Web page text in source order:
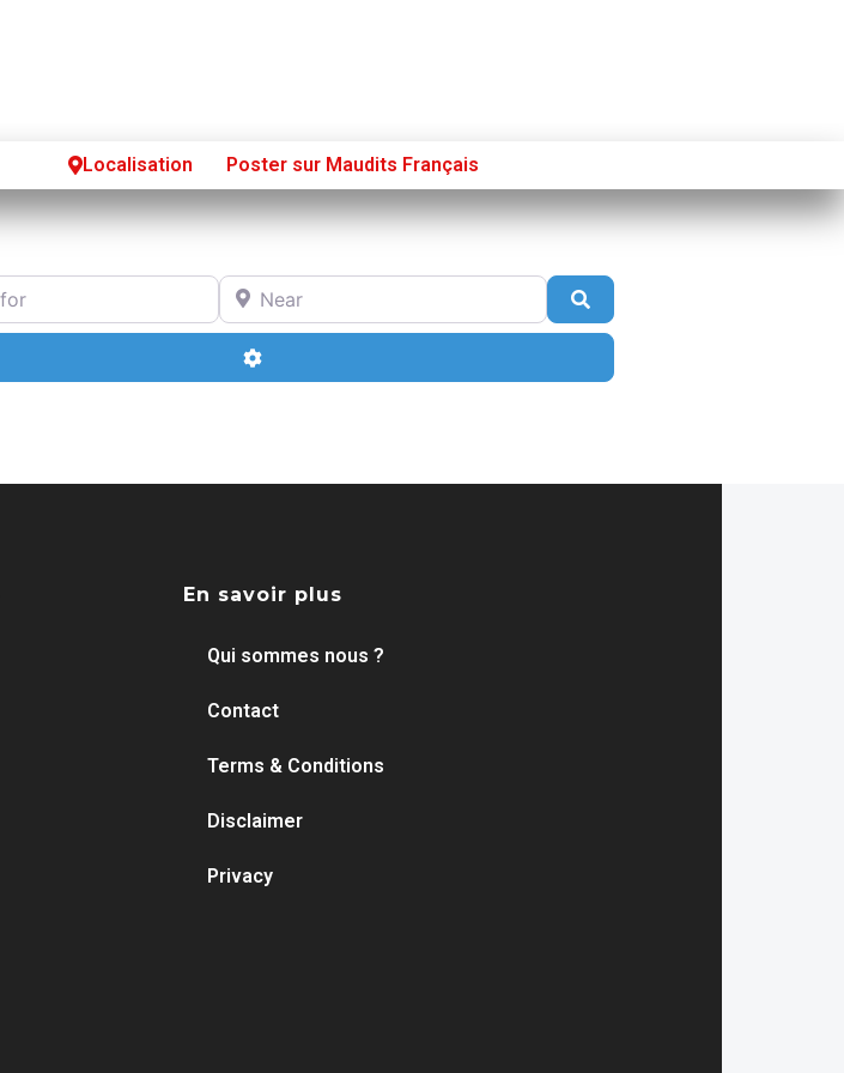
Localisation Poster sur Maudits Français
Poster sur French Morning
Near
Advanced Filters
En savoir plus
Qui sommes nous ?
Contact
Terms & Conditions
Disclaimer
Privacy